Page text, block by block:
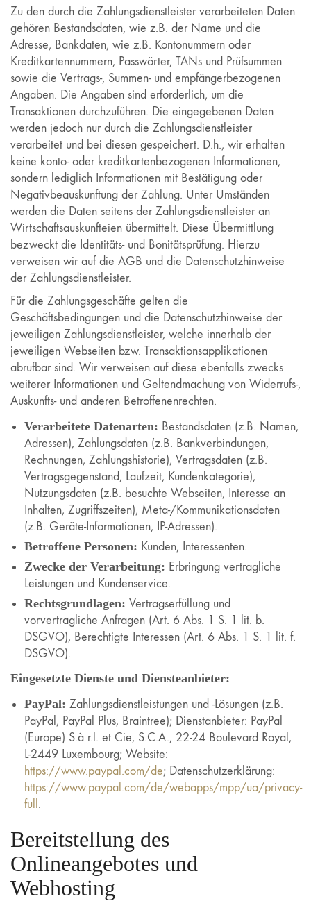
Zu den durch die Zahlungsdienstleister verarbeiteten Daten
gehören Bestandsdaten, wie z.B. der Name und die
Adresse, Bankdaten, wie z.B. Kontonummern oder
Kreditkartennummern, Passwörter, TANs und Prüfsummen
sowie die Vertrags-, Summen- und empfängerbezogenen
Angaben. Die Angaben sind erforderlich, um die
Transaktionen durchzuführen. Die eingegebenen Daten
werden jedoch nur durch die Zahlungsdienstleister
verarbeitet und bei diesen gespeichert. D.h., wir erhalten
keine konto- oder kreditkartenbezogenen Informationen,
sondern lediglich Informationen mit Bestätigung oder
Negativbeauskunftung der Zahlung. Unter Umständen
werden die Daten seitens der Zahlungsdienstleister an
Wirtschaftsauskunfteien übermittelt. Diese Übermittlung
bezweckt die Identitäts- und Bonitätsprüfung. Hierzu
verweisen wir auf die AGB und die Datenschutzhinweise
der Zahlungsdienstleister.
Für die Zahlungsgeschäfte gelten die
Geschäftsbedingungen und die Datenschutzhinweise der
jeweiligen Zahlungsdienstleister, welche innerhalb der
jeweiligen Webseiten bzw. Transaktionsapplikationen
abrufbar sind. Wir verweisen auf diese ebenfalls zwecks
weiterer Informationen und Geltendmachung von Widerrufs-,
Auskunfts- und anderen Betroffenenrechten.
Verarbeitete Datenarten: Bestandsdaten (z.B. Namen,
Adressen), Zahlungsdaten (z.B. Bankverbindungen,
Rechnungen, Zahlungshistorie), Vertragsdaten (z.B.
Vertragsgegenstand, Laufzeit, Kundenkategorie),
Nutzungsdaten (z.B. besuchte Webseiten, Interesse an
Inhalten, Zugriffszeiten), Meta-/Kommunikationsdaten
(z.B. Geräte-Informationen, IP-Adressen).
Betroffene Personen: Kunden, Interessenten.
Zwecke der Verarbeitung: Erbringung vertragliche
Leistungen und Kundenservice.
Rechtsgrundlagen: Vertragserfüllung und
vorvertragliche Anfragen (Art. 6 Abs. 1 S. 1 lit. b.
DSGVO), Berechtigte Interessen (Art. 6 Abs. 1 S. 1 lit. f.
DSGVO).
Eingesetzte Dienste und Diensteanbieter:
PayPal: Zahlungsdienstleistungen und -Lösungen (z.B.
PayPal, PayPal Plus, Braintree); Dienstanbieter: PayPal
(Europe) S.à r.l. et Cie, S.C.A., 22-24 Boulevard Royal,
L-2449 Luxembourg; Website:
https://www.paypal.com/de; Datenschutzerklärung:
https://www.paypal.com/de/webapps/mpp/ua/privacy-
full .
Bereitstellung des
Onlineangebotes und
Webhosting